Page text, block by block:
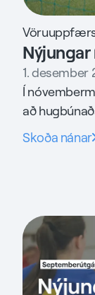
1. desember
Í
að
Skoðum
Skoða nánar